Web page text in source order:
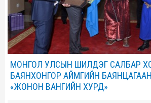
МОНГОЛ УЛСЫН ШИЛДЭГ САЛБАР
БАЯНХОНГОР АЙМГИЙН
«ЖОНОН ВАНГИЙН ХУРД»